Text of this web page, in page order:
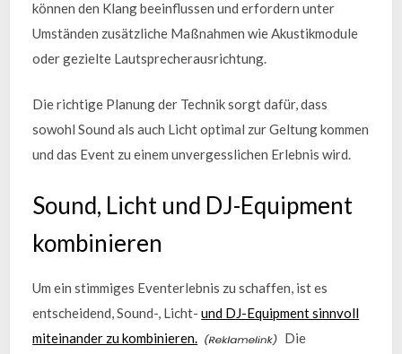
können den Klang beeinflussen und erfordern unter
Umständen zusätzliche Maßnahmen wie Akustikmodule
oder gezielte Lautsprecherausrichtung.
Die richtige Planung der Technik sorgt dafür, dass
sowohl Sound als auch Licht optimal zur Geltung kommen
und das Event zu einem unvergesslichen Erlebnis wird.
Sound, Licht und DJ-Equipment
kombinieren
Um ein stimmiges Eventerlebnis zu schaffen, ist es
entscheidend, Sound-, Licht-und DJ-Equipment sinnvoll
miteinander zu kombinieren.
Die